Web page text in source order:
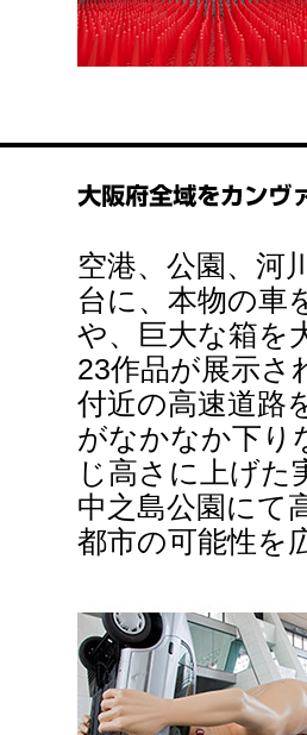
空港、公園、河
台に、本物の車
や、巨大な箱を
23作品が展示さ
付近の高速道路
がなかなか下り
じ高さに上げた
中之島公園にて
都市の可能性を